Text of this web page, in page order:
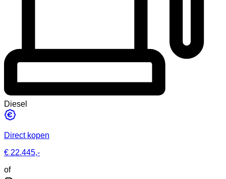
Diesel
Direct kopen
€ 22.445,-
of